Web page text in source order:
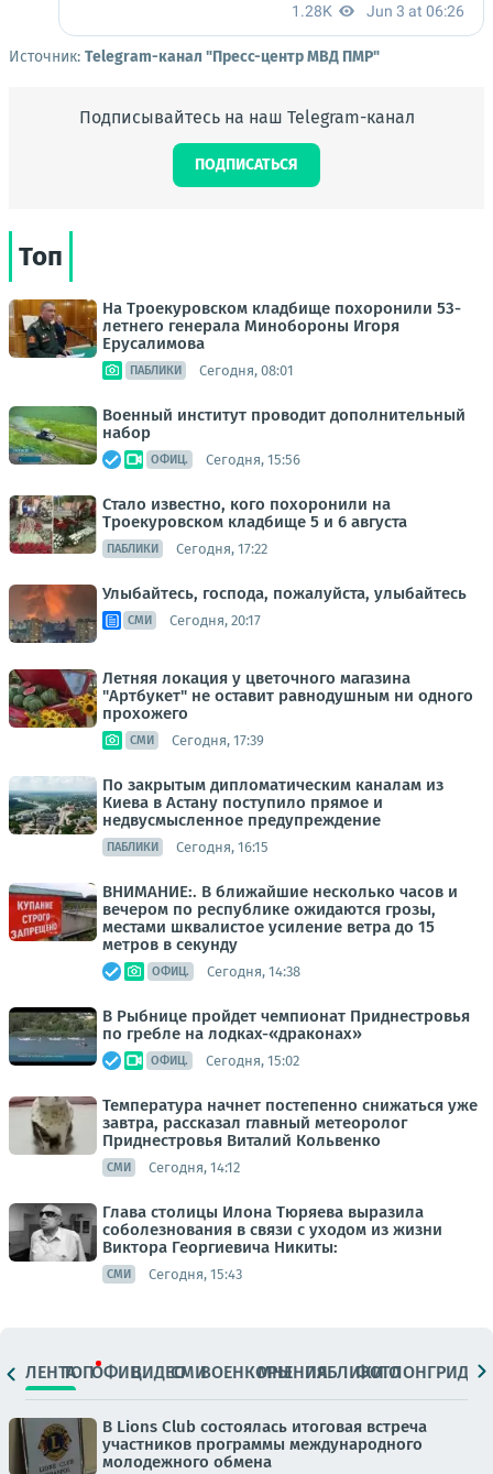
Источник: Telegram-канал "Пресс-центр МВД ПМР"
Подписывайтесь на наш Telegram-канал
ПОДПИСАТЬСЯ
Топ
На Троекуровском кладбище похоронили 53-
летнего генерала Минобороны Игоря
Ерусалимова
ПАБЛИКИ Сегодня, 08:01
Военный институт проводит дополнительный
набор
ОФИЦ. Сегодня, 15:56
Стало известно, кого похоронили на
Троекуровском кладбище 5 и 6 августа
ПАБЛИКИ Сегодня, 17:22
Улыбайтесь, господа, пожалуйста, улыбайтесь
СМИ Сегодня, 20:17
Летняя локация у цветочного магазина
"Артбукет" не оставит равнодушным ни одного
прохожего
СМИ Сегодня, 17:39
По закрытым дипломатическим каналам из
Киева в Астану поступило прямое и
недвусмысленное предупреждение
ПАБЛИКИ Сегодня, 16:15
ВНИМАНИЕ:. В ближайшие несколько часов и
вечером по республике ожидаются грозы,
местами шквалистое усиление ветра до 15
метров в секунду
ОФИЦ. Сегодня, 14:38
В Рыбнице пройдет чемпионат Приднестровья
по гребле на лодках-«драконах»
ОФИЦ. Сегодня, 15:02
Температура начнет постепенно снижаться уже
завтра, рассказал главный метеоролог
Приднестровья Виталий Кольвенко
СМИ Сегодня, 14:12
Глава столицы Илона Тюряева выразила
соболезнования в связи с уходом из жизни
Виктора Георгиевича Никиты:
СМИ Сегодня, 15:43
ЛЕНТАТОПОФИЦ.ВИДЕОСМИВОЕНКОРЫМНЕНИЯПАБЛИКИ
ФОТОЛОНГРИДЫ
В Lions Club состоялась итоговая встреча
участников программы международного
молодежного обмена